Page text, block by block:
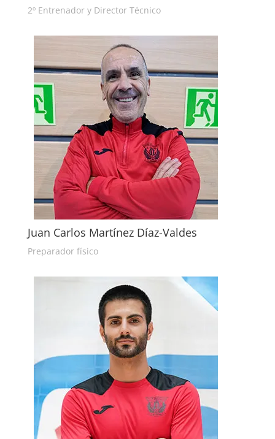
2º Entrenador y Director Técnico
Juan Carlos Martínez Díaz-Valdes
Preparador físico